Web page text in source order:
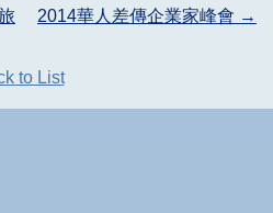
2014華人差傳企業家峰會 →
to List